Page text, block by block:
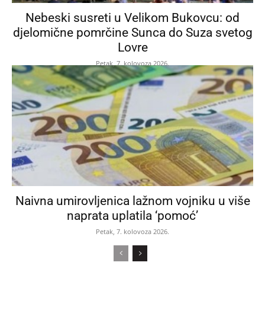
Nebeski susreti u Velikom Bukovcu: od
djelomične pomrčine Sunca do Suza svetog
Lovre
Petak, 7. kolovoza 2026.
Naivna umirovljenica lažnom vojniku u više
naprata uplatila ‘pomoć’
Petak, 7. kolovoza 2026.